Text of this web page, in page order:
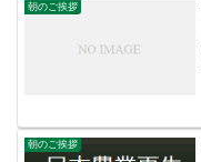
朝のご挨拶
朝のご挨拶